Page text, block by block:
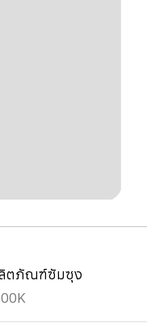
ลิตภัณฑ์ซัมซุง